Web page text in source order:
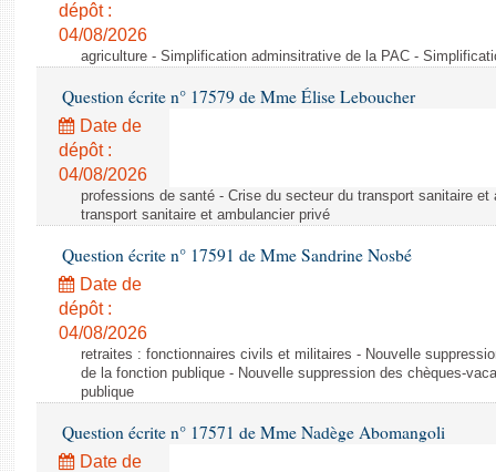
Questions écrites et orales
Comptes rendus des débats
dépôt :
04/08/2026
agriculture - Simplification adminsitrative de la PAC -
Question écrite n° 17579 de Mme Élise Leboucher
Date de
dépôt :
04/08/2026
professions de santé - Crise du secteur du transport sanitaire
transport sanitaire et ambulancier privé
Question écrite n° 17591 de Mme Sandrine Nosbé
Date de
dépôt :
04/08/2026
retraites : fonctionnaires civils et militaires - Nouvelle
de la fonction publique - Nouvelle suppression des chèques-
publique
Question écrite n° 17571 de Mme Nadège Abomangoli
Date de